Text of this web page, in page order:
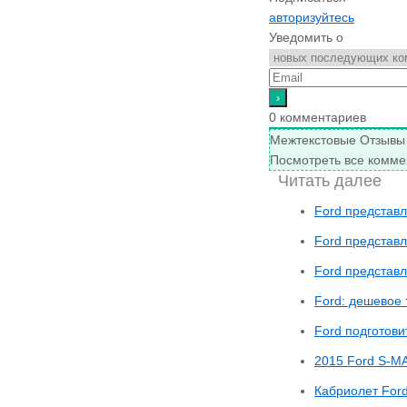
авторизуйтесь
Уведомить о
0 комментариев
Межтекстовые Отзывы
Посмотреть все
Читать далее
Ford
Ford
Ford
Ford: дешевое
Ford
2015 Ford S-
Кабриолет